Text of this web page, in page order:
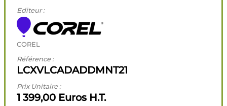
Editeur :
COREL
Référence :
LCXVLCADADDMNT21
Prix Unitaire :
1 399,00 Euros H.T.